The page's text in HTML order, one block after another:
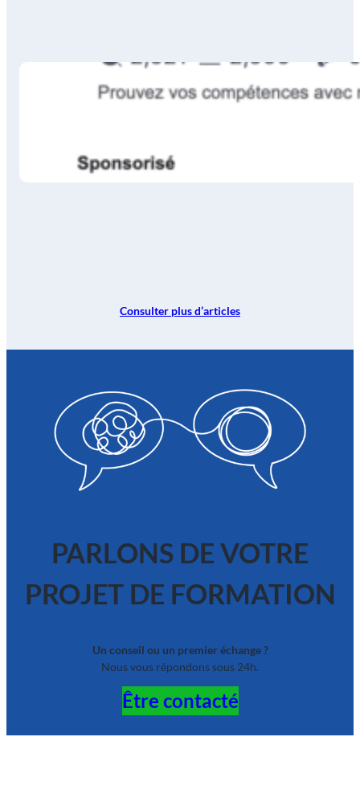
Consulter plus d’articles
PARLONS DE VOTRE
PROJET DE FORMATION
Un conseil ou un premier échange ?
Nous vous répondons sous 24h.
Être contacté